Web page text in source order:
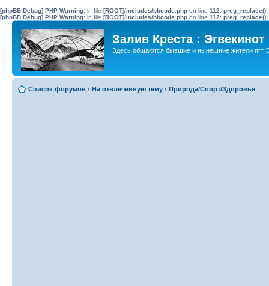
[phpBB Debug] PHP Warning: in file [ROOT]/includes/bbcode.php on line 112:
[phpBB Debug] PHP Warning: in file [ROOT]/includes/bbcode.php on line 112:
Залив Креста : Эгвекинот
Здесь общаются бывшие и нынешние жители пгт
Список форумов ‹ На отвлеченную тему ‹ Природа/Спорт/Здоровье